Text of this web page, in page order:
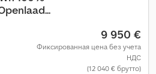
9 950 €
Фиксированная цена без учета
НДС
(12 040 € брутто)